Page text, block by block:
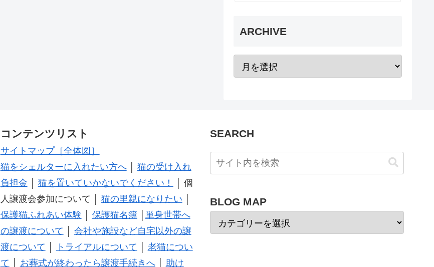
ARCHIVE
コンテンツリスト
サイトマップ［全体図］
猫をシェルターに入れたい方へ│ 猫の受け入れ
負担金
猫を置いていかないでください！
│ 個
人譲渡会参加について │ 猫の里親になりたい
保護猫ふれあい体験
保護猫名簿│ 単身世帯へ
の譲渡について
会社や施設など自宅以外の譲
渡について
トライアルについて
老猫につい
て
お葬式が終わったら譲渡手続きへ│ 助け
SEARCH
BLOG MAP